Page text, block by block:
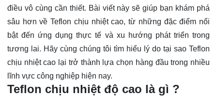
điều vô cùng cần thiết. Bài viết này sẽ giúp bạn khám phá
sâu hơn về Teflon chịu nhiệt cao, từ những đặc điểm nổi
bật đến ứng dụng thực tế và xu hướng phát triển trong
tương lai. Hãy cùng chúng tôi tìm hiểu lý do tại sao Teflon
chịu nhiệt cao lại trở thành lựa chọn hàng đầu trong nhiều
lĩnh vực công nghiệp hiện nay.
Teflon chịu nhiệt độ cao là gì ?